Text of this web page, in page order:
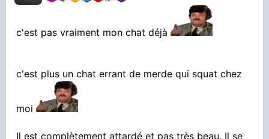
c'est pas vraiment mon chat déjà
c'est plus un chat errant de merde qui squat chez
moi
Il est complètement attardé et pas très beau. Il se